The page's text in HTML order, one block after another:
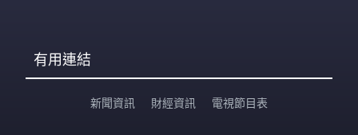
有用連結
新聞資訊 財經資訊 電視節目表